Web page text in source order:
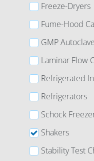
Freeze-Dryers
Fume-Hood
GMP
Laminar Flow
Refrigerated
Refrigerators
Schock
Shakers
Stability Test